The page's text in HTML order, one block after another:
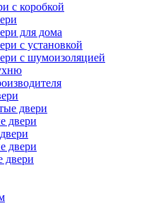
с коробкой
для дома
с установкой
с шумоизоляцией
двери
двери
двери
двери